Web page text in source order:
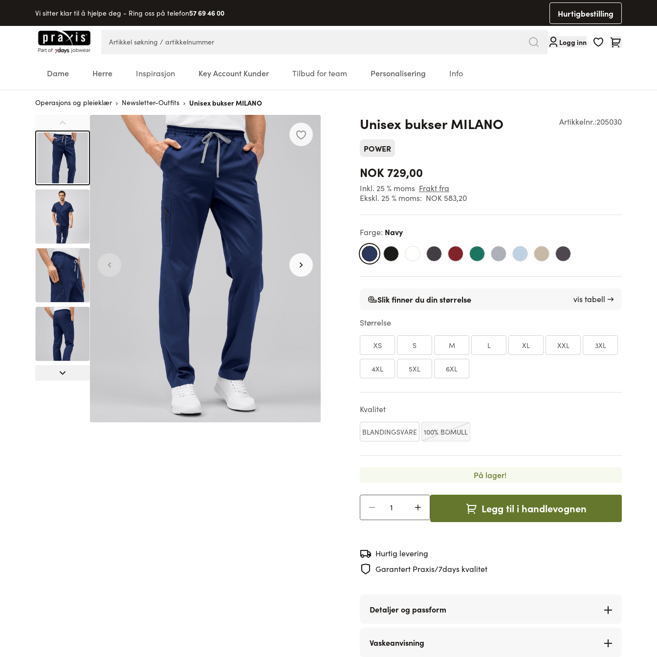
Vi sitter klar til å hjelpe deg - Ring oss på telefon57 69 46 00 Hurtigbestilling
Hopp til innhold
Logg inn Cart
Dame Herre Inspirasjon Key Account Kunder Tilbud for team Personalisering Info
Operasjons og pleieklær Newsletter-Outfits Unisex bukser MILANO
Artikkelnr.:205030
Unisex bukser MILANO
POWER
NOK 729,00
Inkl. 25 % moms Frakt fra
Ekskl. 25 % moms: NOK 583,20
Farge: Navy
Slik finner du din størrelse vis tabell →
Størrelse
XS S M L XL XXL 3XL
4XL 5XL 6XL
Kvalitet
BLANDINGSVARE 100% BOMULL
På lager!
Legg til i handlevognen
Hurtig levering
Garantert Praxis/7days kvalitet
Detaljer og passform
Vaskeanvisning